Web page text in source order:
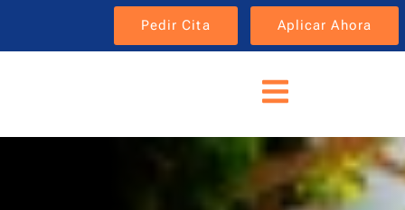
Aplicar Ahora
Pedir Cita